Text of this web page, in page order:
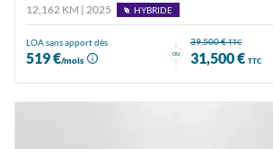
12,162 KM | 2025
HYBRIDE
LOA sans apport dès
519 €/mois
ou
39,500 €TTC
31,500 € TTC